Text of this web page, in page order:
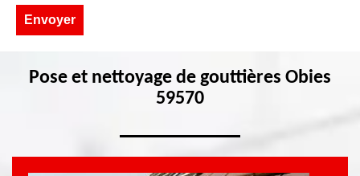
Pose et nettoyage de gouttières Obies
59570